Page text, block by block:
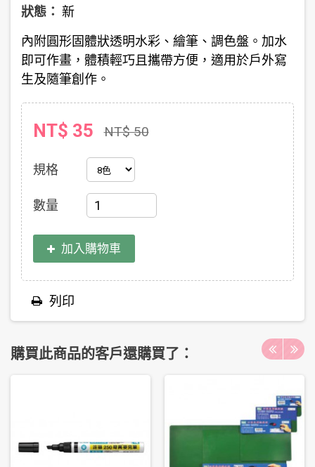
狀態： 新
內附圓形固體狀透明水彩、繪筆、調色盤。加水
即可作畫，體積輕巧且攜帶方便，適用於戶外寫
生及隨筆創作。
NT$ 35 NT$ 50
規格
數量
加入購物車
列印
購買此商品的客戶還購買了：